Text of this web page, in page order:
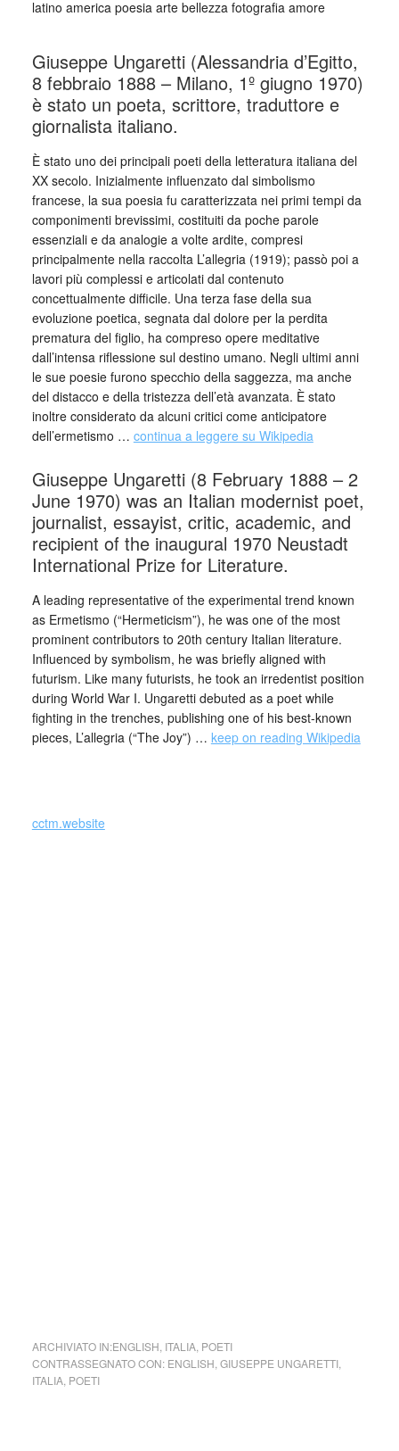
Giuseppe Ungaretti (Alessandria d’Egitto,
8 febbraio 1888 – Milano, 1º giugno 1970)
è stato un poeta, scrittore, traduttore e
giornalista italiano.
È stato uno dei principali poeti della letteratura italiana del
XX secolo. Inizialmente influenzato dal simbolismo
francese, la sua poesia fu caratterizzata nei primi tempi da
componimenti brevissimi, costituiti da poche parole
essenziali e da analogie a volte ardite, compresi
principalmente nella raccolta L’allegria (1919); passò poi a
lavori più complessi e articolati dal contenuto
concettualmente difficile. Una terza fase della sua
evoluzione poetica, segnata dal dolore per la perdita
prematura del figlio, ha compreso opere meditative
dall’intensa riflessione sul destino umano. Negli ultimi anni
le sue poesie furono specchio della saggezza, ma anche
del distacco e della tristezza dell’età avanzata. È stato
inoltre considerato da alcuni critici come anticipatore
dell’ermetismo … continua a leggere su Wikipedia
Giuseppe Ungaretti (8 February 1888 – 2
June 1970) was an Italian modernist poet,
journalist, essayist, critic, academic, and
recipient of the inaugural 1970 Neustadt
International Prize for Literature.
A leading representative of the experimental trend known
as Ermetismo (“Hermeticism”), he was one of the most
prominent contributors to 20th century Italian literature.
Influenced by symbolism, he was briefly aligned with
futurism. Like many futurists, he took an irredentist position
during World War I. Ungaretti debuted as a poet while
fighting in the trenches, publishing one of his best-known
pieces, L’allegria (“The Joy”) … keep on reading Wikipedia
cctm.website
ARCHIVIATO IN:ENGLISH ITALIA, POETI
CONTRASSEGNATO CON: ENGLISH GIUSEPPE UNGARETTI,
ITALIA, POETI